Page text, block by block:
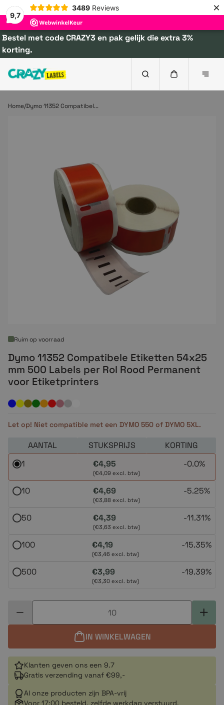
9,7
3489 Reviews ×
Bestel met code CRAZY3 en pak gelijk die extra 3%
korting.
Home Dymo 11352 Compatibel...
Ruim op voorraad
Dymo 11352 Compatibele Etiketten 54x25
mm 500 Labels per Rol Rood Permanent
voor Etiketprinters
Let op! Niet compatible met een DYMO 550 of DYMO 5XL.
AANTAL STUKSPRIJS
KORTING
1
€4,95
(€4,09 excl. btw)
-0.0%
10 €4,69
(€3,88 excl. btw)
-5.25%
50 €4,39
(€3,63 excl. btw)
-11.31%
100 €4,19
(€3,46 excl. btw)
-15.35%
500 €3,99
(€3,30 excl. btw)
-19.39%
IN WINKELWAGEN
Klanten geven ons een 9.7
Gratis verzending vanaf €99,-
Al onze producten zijn BPA-vrij
Voor 17:00 besteld, zelfde werkdag verstuurd.